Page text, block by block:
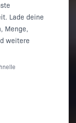
Lade deine
Menge,
weitere